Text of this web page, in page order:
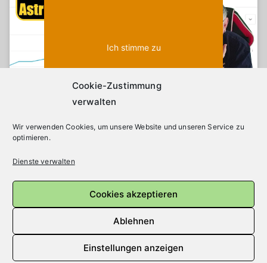
Cookie-Zustimmung
verwalten
Wir verwenden Cookies, um unsere Website und unseren Service zu
optimieren.
Dienste verwalten
Cookies akzeptieren
Ablehnen
Einstellungen anzeigen
Ich stimme zu
100 Abonnenten Special
Beitragsnavigation
Sternenhimmel Mai 2021
Sonnenfinsternis am 10.06.2021